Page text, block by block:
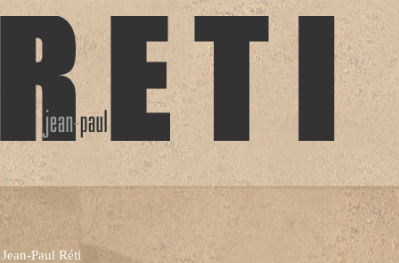
Jean-Paul Réti